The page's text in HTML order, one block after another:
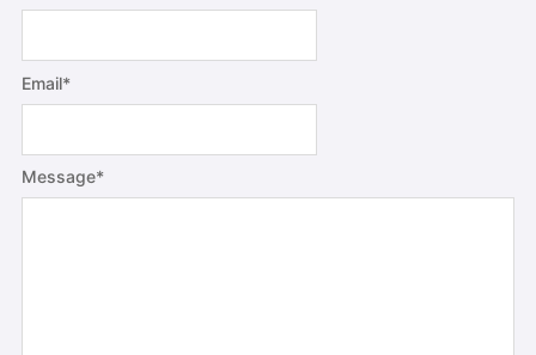
Message*
Email*